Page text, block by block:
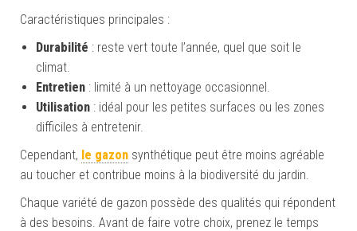
Caractéristiques principales :
Durabilité : reste vert toute l’année, quel que soit le
climat.
Entretien : limité à un nettoyage occasionnel.
Utilisation : idéal pour les petites surfaces ou les zones
difficiles à entretenir.
Cependant, le gazon synthétique peut être moins agréable
au toucher et contribue moins à la biodiversité du jardin.
Chaque variété de gazon possède des qualités qui répondent
à des besoins. Avant de faire votre choix, prenez le temps